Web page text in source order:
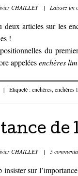
CHAILLEY | Laissez un
deux articles sur les
!
du
appeléesenchères
| Étiqueté :enchères, enchères
de
CHAILLEY | 5
sur